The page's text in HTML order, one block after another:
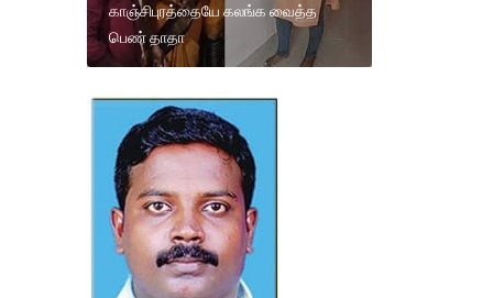
காஞ்சிபுரத்தையே கலங்க வைத்த
பெண் தாதா